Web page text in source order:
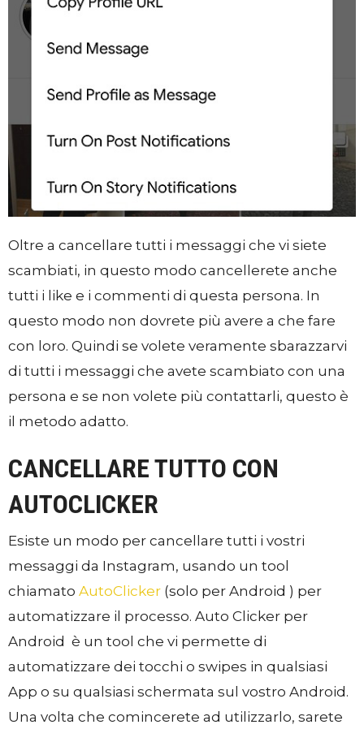
Oltre a cancellare tutti i messaggi che vi siete
scambiati, in questo modo cancellerete anche
tutti i like e i commenti di questa persona. In
questo modo non dovrete più avere a che fare
con loro. Quindi se volete veramente sbarazzarvi
di tutti i messaggi che avete scambiato con una
persona e se non volete più contattarli, questo è
il metodo adatto.
CANCELLARE TUTTO CON
AUTOCLICKER
Esiste un modo per cancellare tutti i vostri
messaggi da Instagram, usando un tool
chiamato AutoClicker (solo per Android ) per
automatizzare il processo. Auto Clicker per
Android è un tool che vi permette di
automatizzare dei tocchi o swipes in qualsiasi
App o su qualsiasi schermata sul vostro Android.
Una volta che comincerete ad utilizzarlo, sarete